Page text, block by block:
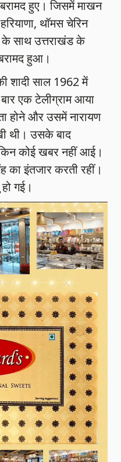
हुए। जिसमें माखन
थॉमस चेरिन
के साथ उत्तराखंड के
हुआ।
शादी साल 1962 में
एक टेलीग्राम आया
होने और उसमें नारायण
थी। उसके बाद
कोई खबर नहीं आई।
का इंतजार करती रहीं।
गई।